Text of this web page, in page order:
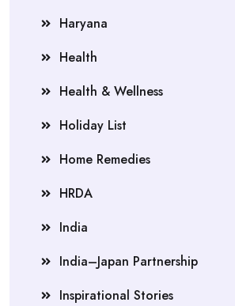
Haryana
Health
Health & Wellness
Holiday List
Home Remedies
HRDA
India
India–Japan Partnership
Inspirational Stories